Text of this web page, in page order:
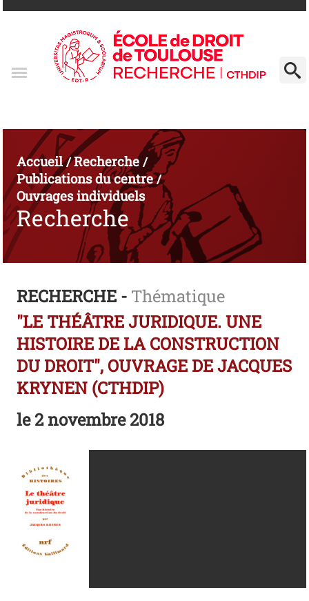
Accueil/Recherche/
Publications du centre/
Ouvrages individuels
Recherche
RECHERCHE - Thématique
"LE THÉÂTRE JURIDIQUE. UNE
HISTOIRE DE LA CONSTRUCTION
DU DROIT", OUVRAGE DE JACQUES
KRYNEN (CTHDIP)
le2 novembre 2018